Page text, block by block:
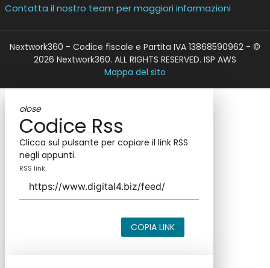
Contatta il nostro team per maggiori informazioni
Nextwork360 - Codice fiscale e Partita IVA 13868590962 - ©
2026 Nextwork360. ALL RIGHTS RESERVED. ISP AWS
Mappa del sito
close
Codice Rss
Clicca sul pulsante per copiare il link RSS
negli appunti.
RSS link
COPIA LINK